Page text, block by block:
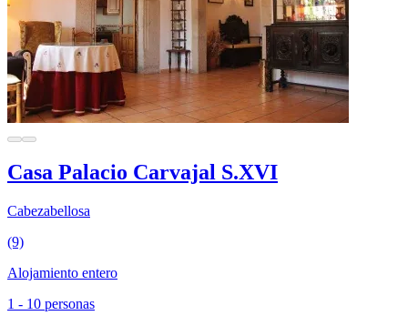
Casa Palacio Carvajal S.XVI
Cabezabellosa
(9)
Alojamiento entero
1 - 10 personas